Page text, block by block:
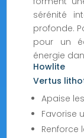
sérénité
profonde.
pour un
énergie
Howlite
Vertus
Apaise
Favorise
Renforce